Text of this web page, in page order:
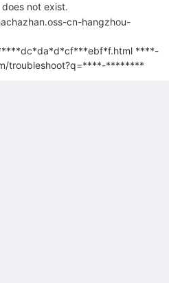
not exist.
cn-hangzhou-
****-
troubleshoot?q=****-********